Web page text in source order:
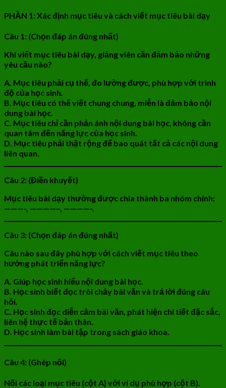
PHẦN 1: Xác định mục tiêu và cách viết mục tiêu bài dạy
Câu 1: (Chọn đáp án đúng nhất)
Khi viết mục tiêu bài dạy, giảng viên cần đảm bảo những
yêu cầu nào?
A. Mục tiêu phải cụ thể, đo lường được, phù hợp với trình
độ của học sinh.
B. Mục tiêu có thể viết chung chung, miễn là đảm bảo nội
dung bài học.
C. Mục tiêu chỉ cần phản ánh nội dung bài học, không cần
quan tâm đến năng lực của học sinh.
D. Mục tiêu phải thật rộng để bao quát tất cả các nội dung
liên quan.
Câu 2: (Điền khuyết)
Mục tiêu bài dạy thường được chia thành ba nhóm chính:
———-, ————–, ————-.
Câu 3: (Chọn đáp án đúng nhất)
Câu nào sau đây phù hợp với cách viết mục tiêu theo
hướng phát triển năng lực?
A. Giúp học sinh hiểu nội dung bài học.
B. Học sinh biết đọc trôi chảy bài văn và trả lời đúng câu
hỏi.
C. Học sinh đọc diễn cảm bài văn, phát hiện chi tiết đặc sắc,
liên hệ thực tế bản thân.
D. Học sinh làm bài tập trong sách giáo khoa.
Câu 4: (Ghép nối)
Nối các loại mục tiêu (cột A) với ví dụ phù hợp (cột B).